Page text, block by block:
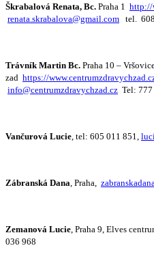
Škrabalová Renata, Bc. Praha 1 http://
renata.skrabalova@gmail.com tel.
Trávník Martin Bc. Praha 10 –
zad https://
info@centrumzdravychzad.cz Tel: 777
Vančurová Lucie , tel: 605 011 851,
Zábranská Dana , Praha,
Zemanová Lucie , Praha 9, Elves
036 968